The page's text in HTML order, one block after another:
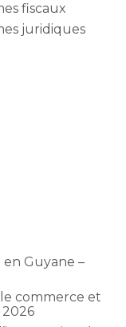
fiscaux
juridiques
Guyane –
commerce et